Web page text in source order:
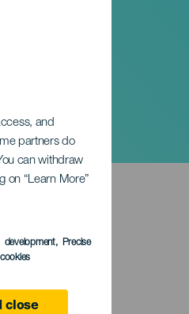
and
partners do
can withdraw
on “Learn More”
development, Precise
close